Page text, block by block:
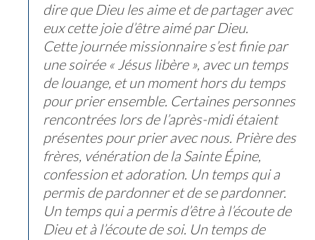
dire que Dieu les aime et de partager avec
eux cette joie d’être aimé par Dieu.
Cette journée missionnaire s’est finie par
une soirée « Jésus libère », avec un temps
de louange, et un moment hors du temps
pour prier ensemble. Certaines personnes
rencontrées lors de l’après-midi étaient
présentes pour prier avec nous. Prière des
frères, vénération de la Sainte Épine,
confession et adoration. Un temps qui a
permis de pardonner et de se pardonner.
Un temps qui a permis d’être à l’écoute de
Dieu et à l’écoute de soi. Un temps de